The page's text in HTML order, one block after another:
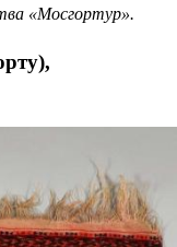
«Мосгортур».